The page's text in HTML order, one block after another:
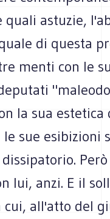
quali astuzie,
di questa
menti con le
la sua
sue esibizioni
lui, anzi. E il
cui, all'atto del